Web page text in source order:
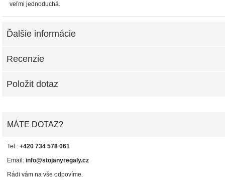
veľmi jednoduchá.
Ďalšie informácie
Recenzie
Položit dotaz
MÁTE DOTAZ?
Tel.:+420 734 578 061
Email:info@stojanyregaly.cz
Rádi vám na vše odpovíme.